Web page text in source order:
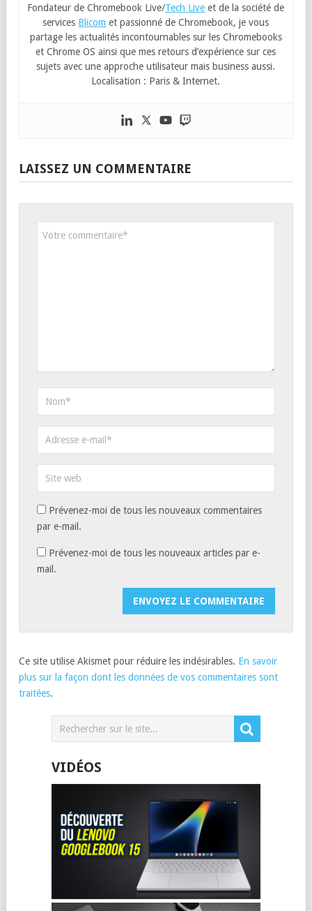
Fondateur de Chromebook Live/Tech Live et de la société de
services Blicom et passionné de Chromebook, je vous
partage les actualités incontournables sur les Chromebooks
et Chrome OS ainsi que mes retours d’expérience sur ces
sujets avec une approche utilisateur mais business aussi.
Localisation : Paris & Internet.
LAISSEZ UN COMMENTAIRE
Prévenez-moi de tous les nouveaux commentaires
par e-mail.
Prévenez-moi de tous les nouveaux articles par e-
mail.
Ce site utilise Akismet pour réduire les indésirables. En savoir
plus sur la façon dont les données de vos commentaires sont
traitées.
VIDÉOS